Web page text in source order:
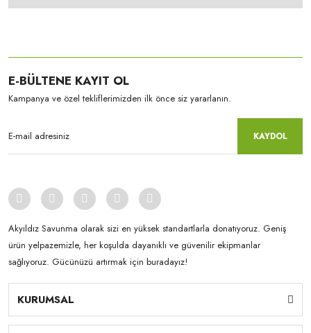
E-BÜLTENE KAYIT OL
Kampanya ve özel tekliflerimizden ilk önce siz yararlanın.
KAYDOL
Akyıldız Savunma olarak sizi en yüksek standartlarla donatıyoruz. Geniş
ürün yelpazemizle, her koşulda dayanıklı ve güvenilir ekipmanlar
sağlıyoruz. Gücünüzü artırmak için buradayız!
KURUMSAL